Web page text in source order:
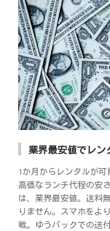
業界最安値でレン
1か月からレンタルが
高価なランチ代程の安
は、業界最安値。送料
りません。スマホをよ
戦。ゆうパックでの送